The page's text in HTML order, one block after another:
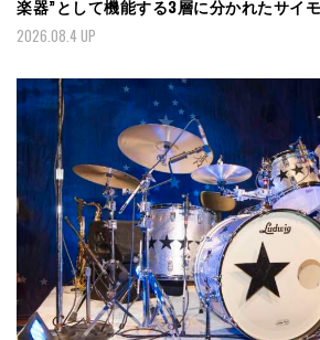
楽器”として機能する3層に分かれたサイ
2026.08.4 UP